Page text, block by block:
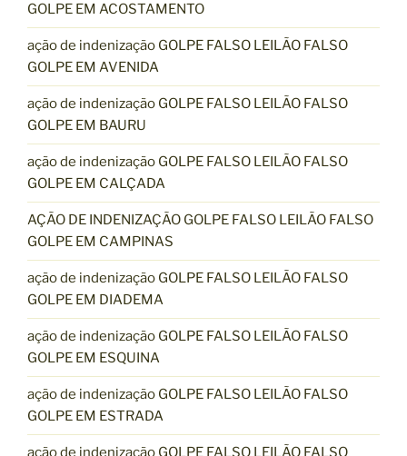
GOLPE EM ACOSTAMENTO
ação de indenização GOLPE FALSO LEILÃO FALSO
GOLPE EM AVENIDA
ação de indenização GOLPE FALSO LEILÃO FALSO
GOLPE EM BAURU
ação de indenização GOLPE FALSO LEILÃO FALSO
GOLPE EM CALÇADA
AÇÃO DE INDENIZAÇÃO GOLPE FALSO LEILÃO FALSO
GOLPE EM CAMPINAS
ação de indenização GOLPE FALSO LEILÃO FALSO
GOLPE EM DIADEMA
ação de indenização GOLPE FALSO LEILÃO FALSO
GOLPE EM ESQUINA
ação de indenização GOLPE FALSO LEILÃO FALSO
GOLPE EM ESTRADA
ação de indenização GOLPE FALSO LEILÃO FALSO